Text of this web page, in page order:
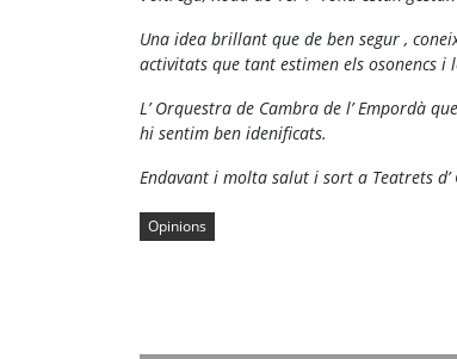
Una idea brillant que de ben segur ,
activitats que tant estimen els osonencs i
L’ Orquestra de Cambra de l’ Empordà
hi sentim ben idenificats.
Endavant i molta salut i sort a Teatrets d’
Opinions